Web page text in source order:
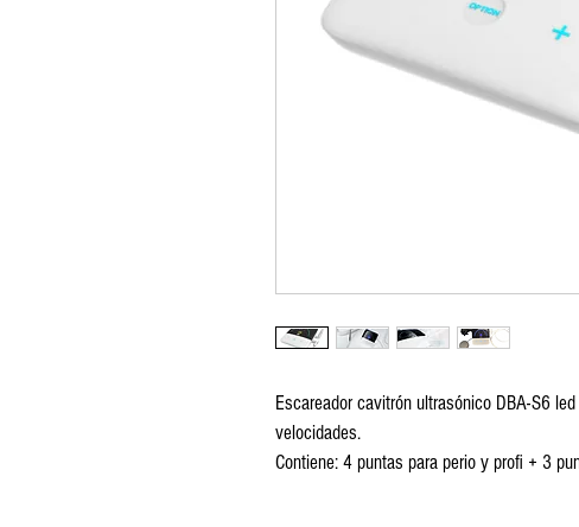
Escareador cavitrón ultrasónico DBA-S6
velocidades.
Contiene: 4 puntas para perio y profi + 3